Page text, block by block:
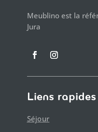
Meublino est la
Jura
Liens rapides
Séjour